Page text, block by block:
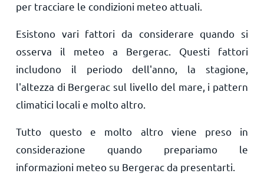
per tracciare le condizioni meteo attuali.
Esistono vari fattori da considerare quando si
osserva il meteo a Bergerac. Questi fattori
includono il periodo dell'anno, la stagione,
l'altezza di Bergerac sul livello del mare, i pattern
climatici locali e molto altro.
Tutto questo e molto altro viene preso in
considerazione quando prepariamo le
informazioni meteo su Bergerac da presentarti.